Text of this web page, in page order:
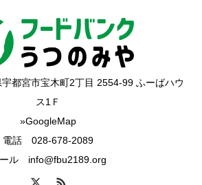
都宮市宝木町2丁目 2554-99 ふーばハウ
ス1Ｆ
»GoogleMap
電話 028-678-2089
ール info@fbu2189.org